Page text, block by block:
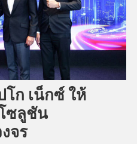
โก เน็กซ์ ให้
ซลูชัน
จร